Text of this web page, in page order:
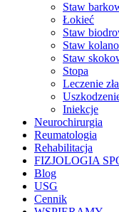
Staw
Łokieć
Staw
Staw
Staw
Stopa
Leczenie
Iniekcje
Neurochirurgia
Reumatologia
Rehabilitacja
FIZJOLOGIA
Blog
USG
Cennik